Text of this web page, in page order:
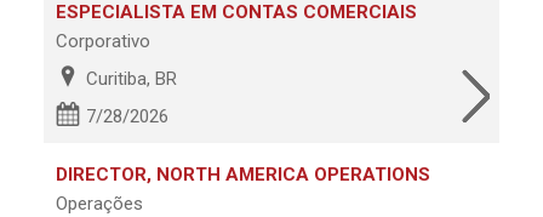
ESPECIALISTA EM CONTAS COMERCIAIS
Corporativo
Curitiba, BR
7/28/2026
DIRECTOR, NORTH AMERICA OPERATIONS
Operações